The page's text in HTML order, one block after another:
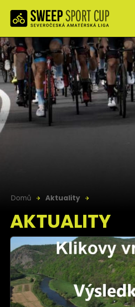
Domů Aktuality
AKTUALITY